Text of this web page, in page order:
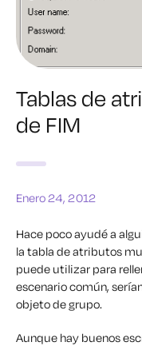
Tablas de
de FIM
Enero 24, 2012
Hace poco ayudé a
la tabla de atributos
puede utilizar para
escenario común,
objeto de grupo.
Aunque hay buenos